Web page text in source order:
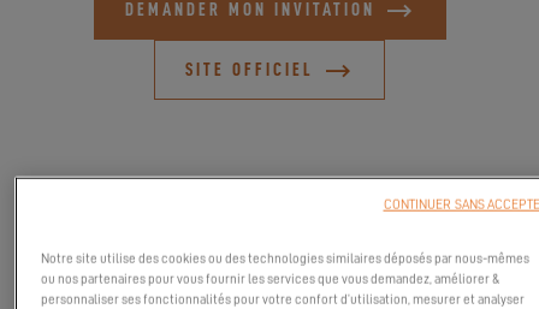
DEMANDER MON INVITATION
SITE OFFICIEL
Notre site utilise des cookies ou des technologies similaires déposés par nous-mêmes
ou nos partenaires pour vous fournir les services que vous demandez, améliorer &
personnaliser ses fonctionnalités pour votre confort d’utilisation, mesurer et analyser
CONTINUER SANS